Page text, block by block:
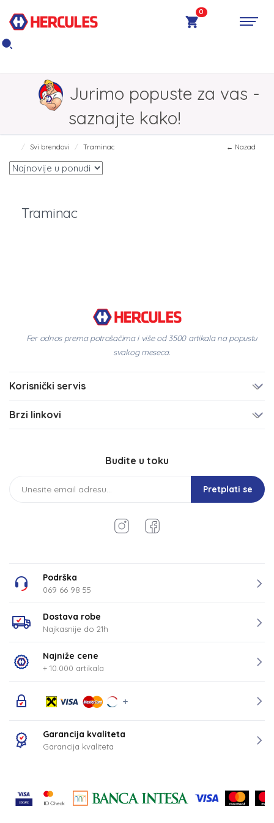
0
Jurimo popuste za vas -
saznajte kako!
Svi brendovi Traminac ← Nazad
Traminac
Fer odnos prema potrošačima i više od 3500 artikala na popustu
svakog meseca.
Korisnički servis
Brzi linkovi
Budite u toku
Pretplati se
Podrška
069 66 98 55
Dostava robe
Najkasnije do 21h
Najniže cene
+ 10.000 artikala
Garancija kvaliteta
Garancija kvaliteta